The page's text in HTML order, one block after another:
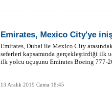
Emirates, Mexico City'ye
Emirates, Dubai ile Mexico City
seferleri kapsamında gerçekleştirdiği ilk
ilk yolcu uçuşunu Emirates Boeing 777-
13 Aralık 2019 Cuma 18:45